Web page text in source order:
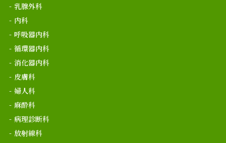
乳腺外科
内科
呼吸器内科
循環器内科
消化器内科
皮膚科
婦人科
麻酔科
病理診断科
放射線科